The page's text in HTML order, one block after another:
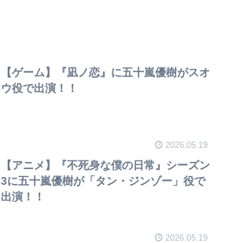
【ゲーム】『凪ノ恋』に五十嵐優樹がスオ
ウ役で出演！！
2026.05.19
【アニメ】『不死身な僕の日常』シーズン
3に五十嵐優樹が「タン・ジンゾー」役で
出演！！
2026.05.19